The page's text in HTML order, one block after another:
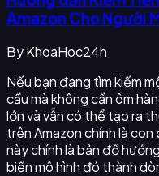
Amazon Cho Người
ByKhoaHoc24h
Nếu bạn đang tìm kiếm
cầu mà không cần ôm
lớn và vẫn có thể tạo ra
trên Amazon chính là
này chính là bản đồ
biến mô hình đó thành